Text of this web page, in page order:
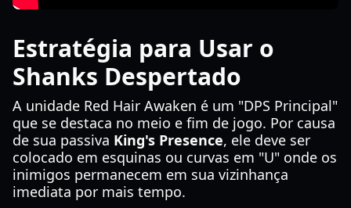
Estratégia para Usar o
Shanks Despertado
A unidade Red Hair Awaken é um "DPS Principal"
que se destaca no meio e fim de jogo. Por causa
de sua passiva King's Presence, ele deve ser
colocado em esquinas ou curvas em "U" onde os
inimigos permanecem em sua vizinhança
imediata por mais tempo.